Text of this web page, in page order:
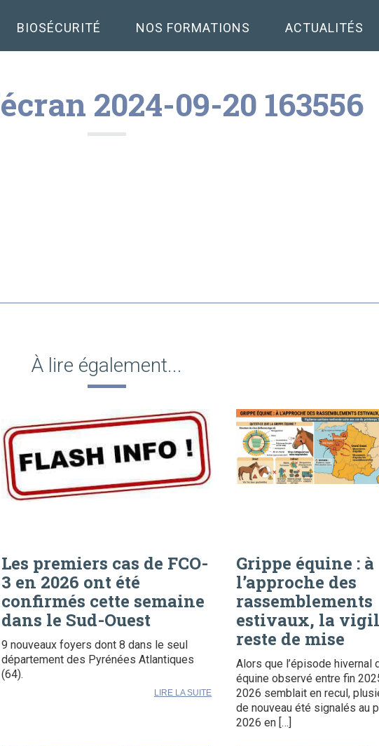
BIOSÉCURITÉ NOS FORMATIONS ACTUALITÉS
2024-09-20 163556
À lire également...
Les premiers cas de FCO-
3 en 2026 ont été
confirmés cette semaine
dans le Sud-Ouest
9 nouveaux foyers dont 8 dans le seul
département des Pyrénées Atlantiques
(64).
LIRE LA SUITE
Grippe équine : à
l’approche des
rassemblements
estivaux, la
reste de mise
Alors que l’épisode hivernal
équine observé entre fin
2026 semblait en recul,
de nouveau été signalés au
2026 en […]